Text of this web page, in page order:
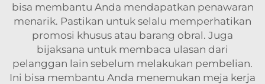
bisa membantu Anda mendapatkan penawaran
menarik. Pastikan untuk selalu memperhatikan
promosi khusus atau barang obral. Juga
bijaksana untuk membaca ulasan dari
pelanggan lain sebelum melakukan pembelian.
Ini bisa membantu Anda menemukan meja kerja